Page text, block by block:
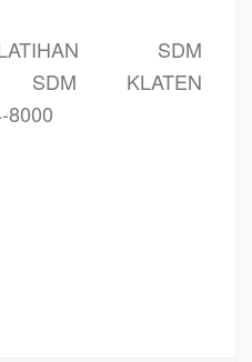
SDM
SDM KLATEN
8000